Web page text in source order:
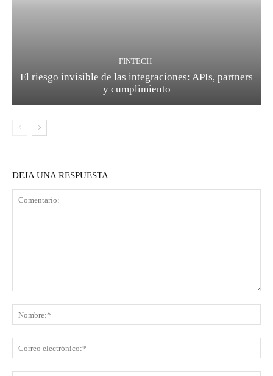
FINTECH
El riesgo invisible de las integraciones: APIs, partners
y cumplimiento
DEJA UNA RESPUESTA